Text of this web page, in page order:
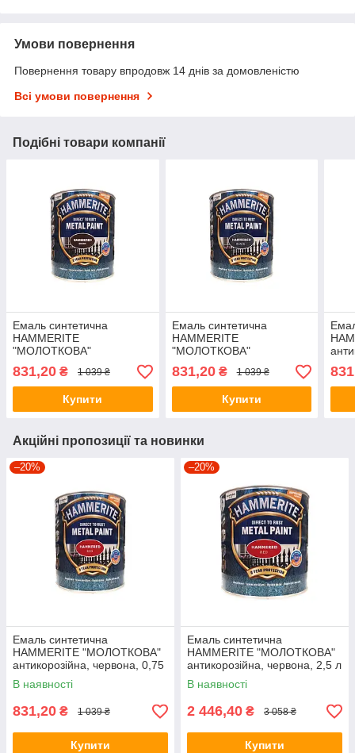
Умови повернення
Повернення товару впродовж 14 днів за домовленістю
Всі умови повернення
Подібні товари компанії
Емаль синтетична
HAMMERITE
"МОЛОТКОВА"
антикорозійна, коричнева,
0,75 л
831,20 ₴ 1 039 ₴
Купити
Емаль синтетична
HAMMERITE
"МОЛОТКОВА"
антикорозійна, чорна, 0,75
л
831,20₴ 1 039 ₴
Купити
Акційні пропозиції та новинки
–20%
Емаль синтетична
HAMMERITE "МОЛОТКОВА"
антикорозійна, червона, 0,75
л
В наявності
831,20 ₴ 1 039 ₴
Купити
–20%
Емаль синтетична
HAMMERITE "МОЛОТКОВА"
антикорозійна, червона, 2,5 л
В наявності
2 446,40 ₴ 3 058 ₴
Купити